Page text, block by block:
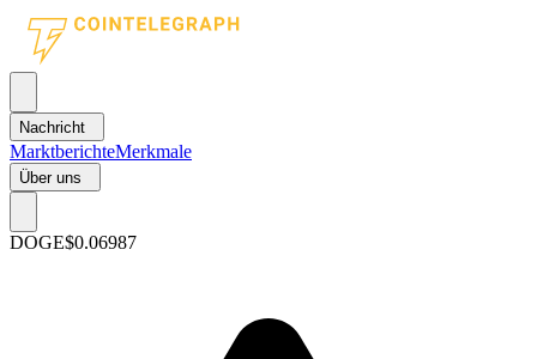
Nachricht
MarktberichteMerkmale
Über uns
DOGE$0.06987